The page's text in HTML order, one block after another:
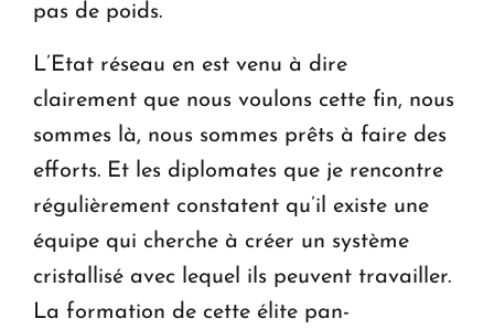
pas de poids.
L’Etat réseau en est venu à dire
clairement que nous voulons cette fin, nous
sommes là, nous sommes prêts à faire des
efforts. Et les diplomates que je rencontre
régulièrement constatent qu’il existe une
équipe qui cherche à créer un système
cristallisé avec lequel ils peuvent travailler.
La formation de cette élite pan-